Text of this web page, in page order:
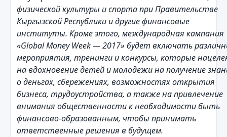
физической культуры и спорта при Правительстве
Кыргызской Республики и другие финансовые
институты. Кроме этого, международная кампания
«Global Money Week — 2017» будет включать
мероприятия, тренинги и конкурсы, которые
на вдохновение детей и молодежи на получение
о деньгах, сбережениях, возможностях открытия
бизнеса, трудоустройства, а также на привлечение
внимания общественности к необходимости быть
финансово-образованным, чтобы принимать
ответственные решения в будущем.